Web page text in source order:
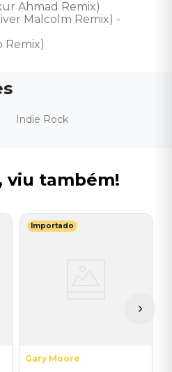
Ahmad Remix)
Malcolm Remix) -
Remix)
Indie Rock
viu também!
Importado
Gary Moore